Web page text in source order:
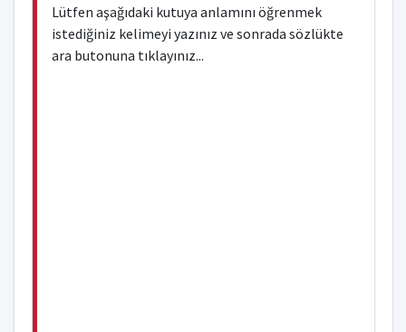
Lütfen aşağıdaki kutuya anlamını öğrenmek
istediğiniz kelimeyi yazınız ve sonrada sözlükte
ara butonuna tıklayınız...